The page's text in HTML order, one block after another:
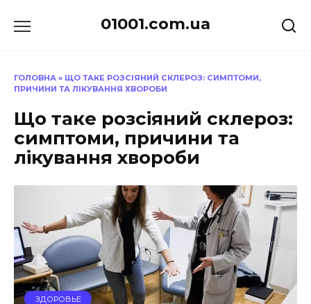
до
01001.com.ua
ГОЛОВНА » ЩО ТАКЕ РОЗСІЯНИЙ СКЛЕРОЗ: СИМПТОМИ,
ПРИЧИНИ ТА ЛІКУВАННЯ ХВОРОБИ
Що таке розсіяний склероз:
симптоми, причини та
лікування хвороби
ЗДОРОВЬЕ